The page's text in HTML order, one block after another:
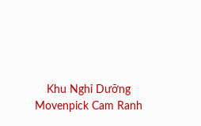
Khu Nghỉ Dưỡng
Movenpick Cam Ranh